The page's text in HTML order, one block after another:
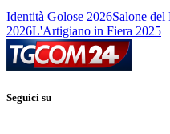
Identità Golose 2026Salone del
2026L'Artigiano in Fiera 2025
Seguici su